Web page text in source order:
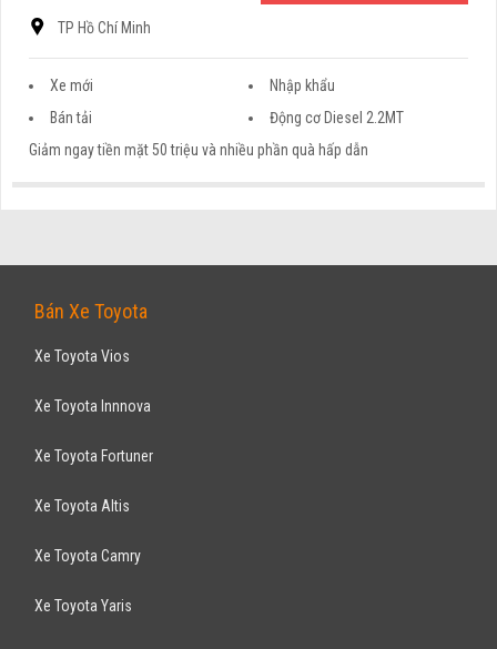
TP Hồ Chí Minh
Xe mới
Nhập khẩu
Bán tải
Động cơ Diesel 2.2MT
Giảm ngay tiền mặt 50 triệu và nhiều phần quà hấp dẫn
FORD
Ranger XL 2.2MT 2017
590triệu
TP Hồ Chí Minh